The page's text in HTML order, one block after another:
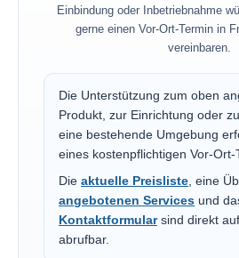
Einbindung oder Inbetriebnahme
gerne einen Vor-Ort-Termin in
vereinbaren.
Die Unterstützung zum oben
Produkt, zur Einrichtung oder
eine bestehende Umgebung
eines kostenpflichtigen Vor-Ort-
Die aktuelle Preisliste, eine
angebotenen Services und
Kontaktformularsind direkt
abrufbar.